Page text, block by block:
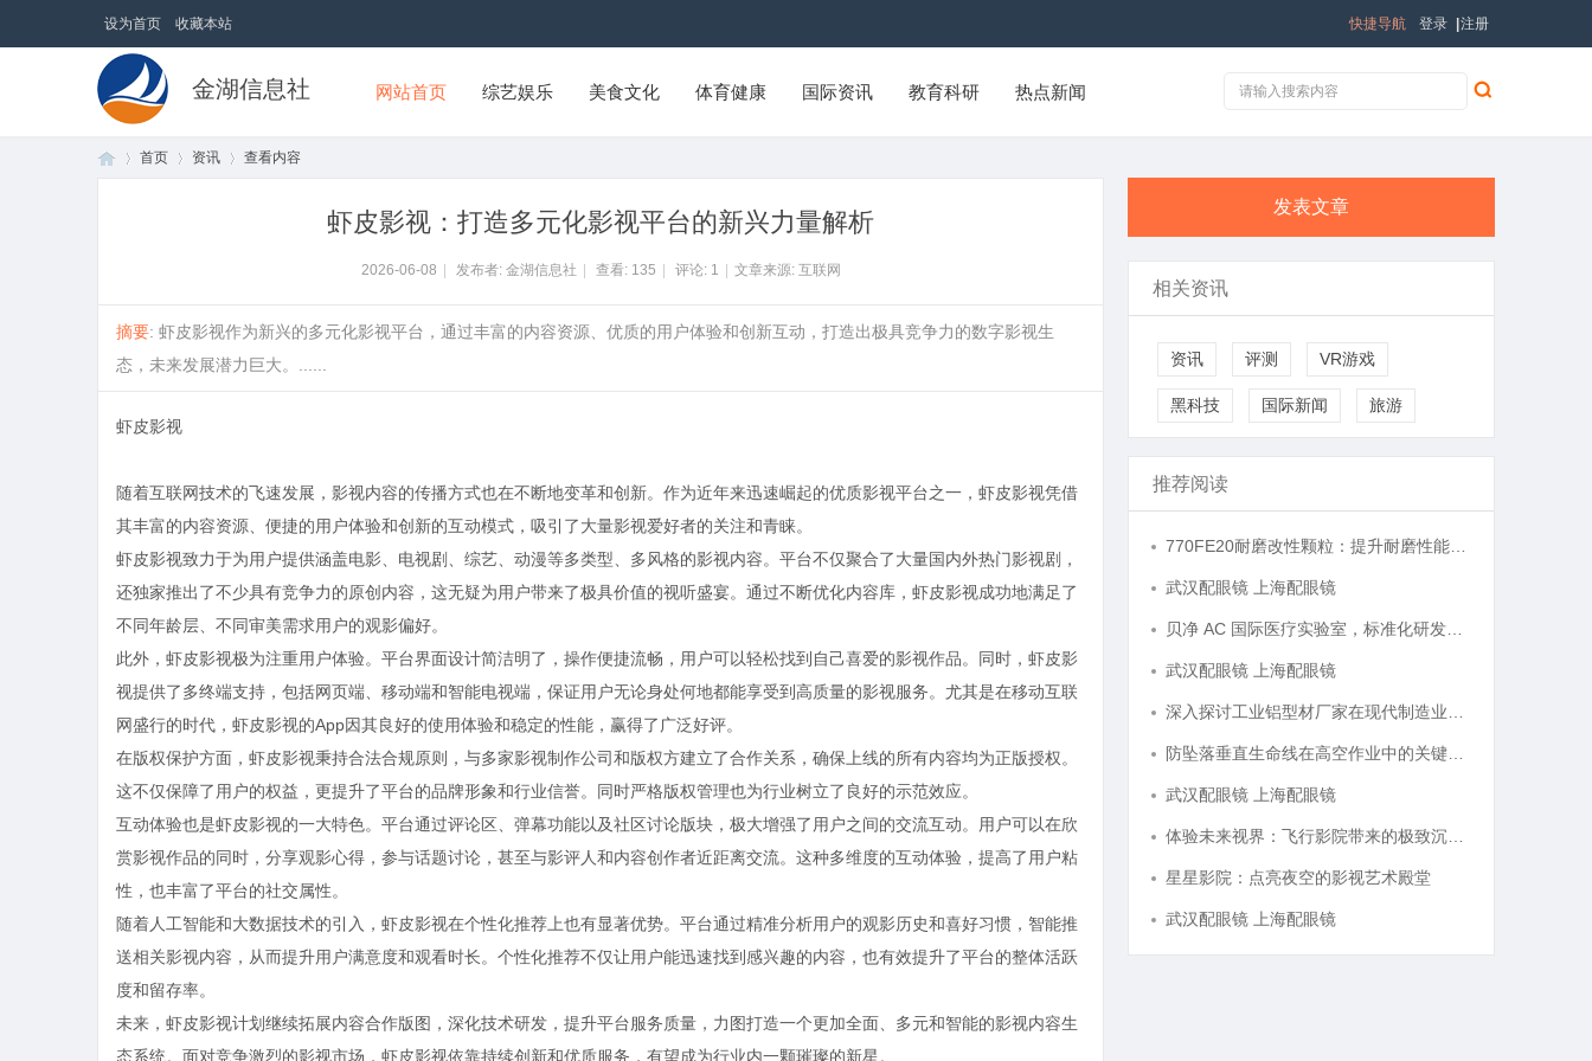
设为首页 收藏本站 登录 注册
快捷导航
金湖信息社 网站首页 综艺娱乐 美食文化 体育健康 国际资讯 教育科研 热点新闻
首页 资讯 查看内容
虾皮影视：打造多元化影视平台的新兴力量解析
2026-06-08 发布者: 金湖信息社 查看: 135 评论: 1 文章来源: 互联网
摘要: 虾皮影视作为新兴的多元化影视平台，通过丰富的内容资源、优质的用户体验和创新互动，打造出极具竞争力的数字影视生
态，未来发展潜力巨大。......
虾皮影视
随着互联网技术的飞速发展，影视内容的传播方式也在不断地变革和创新。作为近年来迅速崛起的优质影视平台之一，虾皮影视凭借
其丰富的内容资源、便捷的用户体验和创新的互动模式，吸引了大量影视爱好者的关注和青睐。
虾皮影视致力于为用户提供涵盖电影、电视剧、综艺、动漫等多类型、多风格的影视内容。平台不仅聚合了大量国内外热门影视剧，
还独家推出了不少具有竞争力的原创内容，这无疑为用户带来了极具价值的视听盛宴。通过不断优化内容库，虾皮影视成功地满足了
不同年龄层、不同审美需求用户的观影偏好。
此外，虾皮影视极为注重用户体验。平台界面设计简洁明了，操作便捷流畅，用户可以轻松找到自己喜爱的影视作品。同时，虾皮影
视提供了多终端支持，包括网页端、移动端和智能电视端，保证用户无论身处何地都能享受到高质量的影视服务。尤其是在移动互联
网盛行的时代，虾皮影视的App因其良好的使用体验和稳定的性能，赢得了广泛好评。
在版权保护方面，虾皮影视秉持合法合规原则，与多家影视制作公司和版权方建立了合作关系，确保上线的所有内容均为正版授权。
这不仅保障了用户的权益，更提升了平台的品牌形象和行业信誉。同时严格版权管理也为行业树立了良好的示范效应。
互动体验也是虾皮影视的一大特色。平台通过评论区、弹幕功能以及社区讨论版块，极大增强了用户之间的交流互动。用户可以在欣
赏影视作品的同时，分享观影心得，参与话题讨论，甚至与影评人和内容创作者近距离交流。这种多维度的互动体验，提高了用户粘
性，也丰富了平台的社交属性。
随着人工智能和大数据技术的引入，虾皮影视在个性化推荐上也有显著优势。平台通过精准分析用户的观影历史和喜好习惯，智能推
送相关影视内容，从而提升用户满意度和观看时长。个性化推荐不仅让用户能迅速找到感兴趣的内容，也有效提升了平台的整体活跃
度和留存率。
未来，虾皮影视计划继续拓展内容合作版图，深化技术研发，提升平台服务质量，力图打造一个更加全面、多元和智能的影视内容生
态系统。面对竞争激烈的影视市场，虾皮影视依靠持续创新和优质服务，有望成为行业内一颗璀璨的新星。
发表文章
相关资讯
资讯 评测 VR游戏
黑科技 国际新闻 旅游
推荐阅读
武汉配眼镜 上海配眼镜
武汉配眼镜 上海配眼镜
武汉配眼镜 上海配眼镜
星星影院：点亮夜空的影视艺术殿堂
武汉配眼镜 上海配眼镜